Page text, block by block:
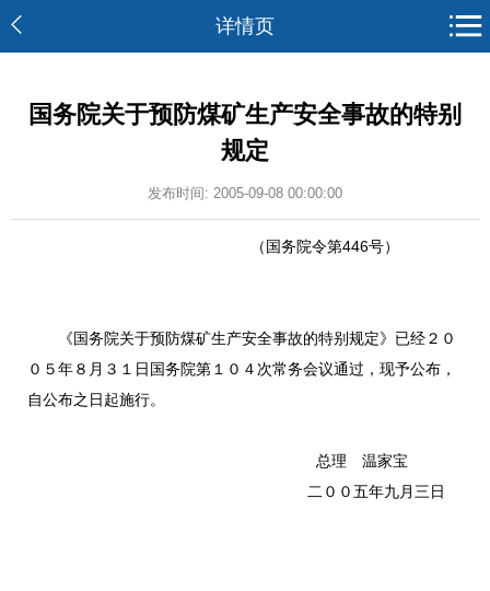
详情页
国务院关于预防煤矿生产安全事故的特别
规定
发布时间: 2005-09-08 00:00:00
（国务院令第446号）
《国务院关于预防煤矿生产安全事故的特别规定》已经２０
０５年８月３１日国务院第１０４次常务会议通过，现予公布，
自公布之日起施行。
总理 温家宝
二００五年九月三日